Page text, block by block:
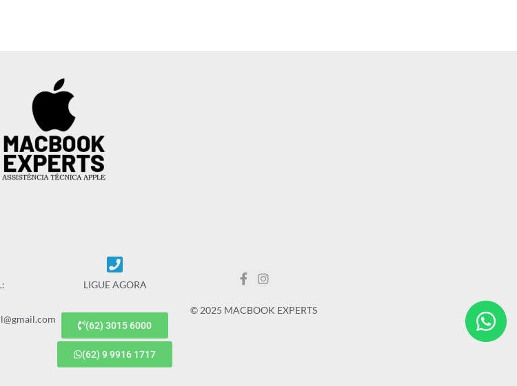
LIGUE AGORA
(62) 3015 6000
(62) 9 9916 1717
© 2025 MACBOOK EXPERTS